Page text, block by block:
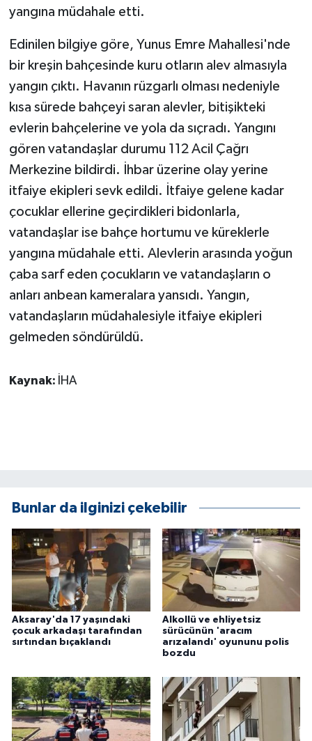
yangına müdahale etti.
Edinilen bilgiye göre, Yunus Emre Mahallesi'nde
bir kreşin bahçesinde kuru otların alev almasıyla
yangın çıktı. Havanın rüzgarlı olması nedeniyle
kısa sürede bahçeyi saran alevler, bitişikteki
evlerin bahçelerine ve yola da sıçradı. Yangını
gören vatandaşlar durumu 112 Acil Çağrı
Merkezine bildirdi. İhbar üzerine olay yerine
itfaiye ekipleri sevk edildi. İtfaiye gelene kadar
çocuklar ellerine geçirdikleri bidonlarla,
vatandaşlar ise bahçe hortumu ve küreklerle
yangına müdahale etti. Alevlerin arasında yoğun
çaba sarf eden çocukların ve vatandaşların o
anları anbean kameralara yansıdı. Yangın,
vatandaşların müdahalesiyle itfaiye ekipleri
gelmeden söndürüldü.
Kaynak: İHA
Bunlar da ilginizi çekebilir
Aksaray'da 17 yaşındaki
çocuk arkadaşı tarafından
sırtından bıçaklandı
Alkollü ve ehliyetsiz
sürücünün 'aracım
arızalandı' oyununu polis
bozdu
İş Dünyası
Jandarma
Kadın
KÜLTÜR SANAT
MAGAZİN
Otomobil
POLİTİKA
SİYASET
SPOR HABERLERİ
YEREL
Yerel Haberler